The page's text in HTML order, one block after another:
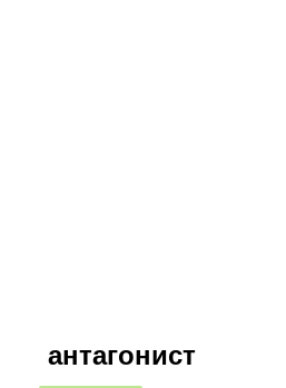
антагонист